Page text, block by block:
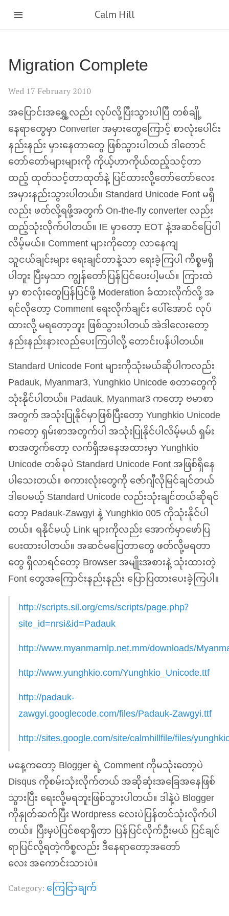
Calm Hill
Migration Complete
Wed 17 February 2010
အပြောင်းအရွှေ့လည်း လုပ်လို့ပြီးသွားပါပြီ တစ်ချို့
နေရာတွေမှာ Converter အမှားတွေကြောင့် စာလုံးပေါင်း
နည်းနည်း မှားနေတာတွေ ဖြစ်သွားပါတယ် ဒါတောင်
တော်တော်များများကို ကိုယ့်ဟာကိုယ်ထည့်သင့်တာ
ထည့် ထုတ်သင့်တာထုတ်နဲ့ ပြင်ထားလို့တော်တော်လေး
အမှားနည်းသွားပါတယ်။ Standard Unicode Font မရှိ
လည်း ဖတ်လို့ရဖို့အတွက် On-the-fly converter လည်း
ထည့်သုံးလိုက်ပါတယ်။ IEမှာတော့EOTနဲ့အဆင်ပြေပါ
လိမ့်မယ်။ Comment များကိုတော့ လာနေကျ
သူငယ်ချင်းများ ရေးချင်တာနဲ့သာ ရေးခဲ့ကြပါ ကိစ္စမရှိ
ပါဘူး ပြီးမှသာ ကျွန်တော်ပြန်ပြင်ပေးပါ့မယ်။ ကြားထဲ
မှာ စာလုံးတွေပြန်ပြင်ဖို့ Moderation ခံထားလိုက်လို့ အ
ရင်လိုတော့ Comment ရေးလိုက်ချင်း ပေါ်အောင် လုပ်
ထားလို့ မရတော့ဘူး ဖြစ်သွားပါတယ် အဲဒါလေးတော့
နည်းနည်းနားလည်ပေးကြပါလို့ တောင်းပန်ပါတယ်။
Standard Unicode Font များကိုသုံးမယ်ဆိုပါကလည်း
Padauk, Myanmar3, Yunghkio Unicode စတာတွေကို
သုံးနိုင်ပါတယ်။ Padauk, Myanmar3 ကတော့ ဗမာစာ
အတွက် အသုံးပြုနိုင်မှာဖြစ်ပြီးတော့ Yunghkio Unicode
ကတော့ ရှမ်းစာအတွက်ပါ အသုံးပြုနိုင်ပါလိမ့်မယ် ရှမ်း
စာအတွက်တော့ လက်ရှိအနေအထားမှာ Yunghkio
Unicode တစ်ခုပဲ Standard Unicode Font အဖြစ်ရှိနေ
ပါသေးတယ်။ စကားလုံးတွေကို ဇော်ဂျီလိုမြင်ချင်တယ်
ဒါပေမယ့် Standard Unicode လည်းသုံးချင်တယ်ဆိုရင်
တော့ Padauk-Zawgyi နဲ့ Yunghkio 005 ကိုသုံးနိုင်ပါ
တယ်။ ရနိုင်မယ့် Link များကိုလည်း အောက်မှာဖော်ပြ
ပေးထားပါတယ်။ အဆင်မပြေတာတွေ ဖတ်လို့မရတာ
တွေ ရှိလာရင်တော့ Browser အမျိုးအစားနဲ့ သုံးထားတဲ့
Font တွေအကြောင်းနည်းနည်း ပြောပြထားပေးခဲ့ကြပါ။
http://scripts.sil.org/cms/scripts/page.php?
site_id=nrsi&id=Padauk
http://www.myanmarnlp.net.mm/downloads/
http://www.yunghkio.com/Yunghkio_Unicode.ttf
http://padauk-
zawgyi.googlecode.com/files/Padauk-Zawgyi.ttf
http://sites.google.com/site/calmhillfile/files/
မနေ့ကတော့ Blogger ရဲ့ Comment ကိုမသုံးတော့ပဲ
Disqus ကိုစမ်းသုံးလိုက်တယ် အဆိုဆုံးအခြေအနေဖြစ်
သွားပြီး ရေးလို့မရဘူးဖြစ်သွားပါတယ်။ ဒါနဲ့ပဲ Blogger
ကိုနှုတ်ဆက်ပြီး Wordpress လေးပဲပြန်တင်သုံးလိုက်ပါ
တယ်။ ပြီးမှပဲပြင်စရာရှိတာ ပြန်ပြင်လိုက်ဦးမယ် ပြင်ချင်
ရာပြင်လို့ရတဲ့ကိစ္စလည်း ဒီနေရာတော့အတော်
လေး အကောင်းသားပဲ။
Category: ကြေငြာချက်